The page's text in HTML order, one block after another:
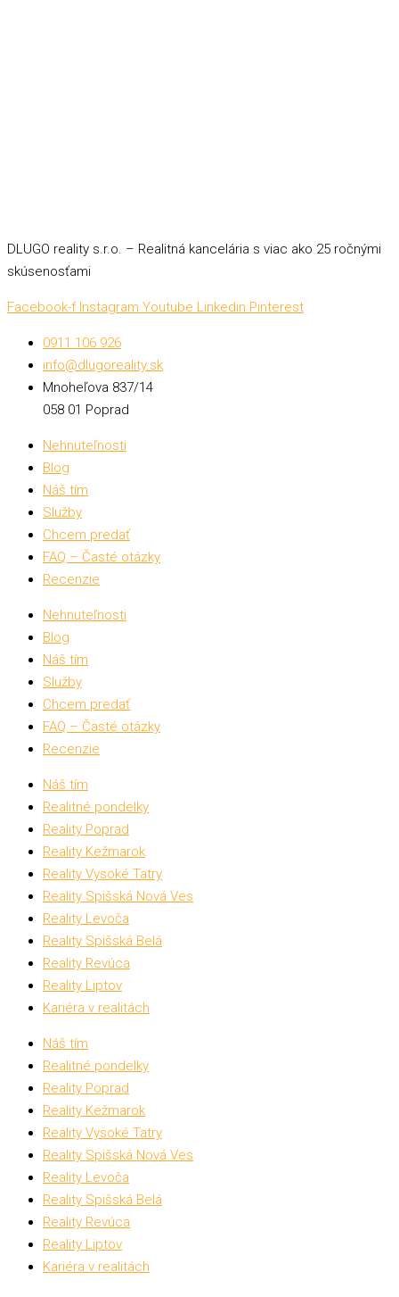
DLUGO reality s.r.o. – Realitná kancelária s viac ako 25 ročnými
skúsenosťami
Facebook-f Instagram Youtube Linkedin Pinterest
0911 106 926
info@dlugoreality.sk
Mnoheľova 837/14
058 01 Poprad
Nehnuteľnosti
Blog
Náš tím
Služby
Chcem predať
FAQ – Časté otázky
Recenzie
Nehnuteľnosti
Blog
Náš tím
Služby
Chcem predať
FAQ – Časté otázky
Recenzie
Náš tím
Realitné pondelky
Reality Poprad
Reality Kežmarok
Reality Vysoké Tatry
Reality Spišská Nová Ves
Reality Levoča
Reality Spišská Belá
Reality Revúca
Reality Liptov
Kariéra v realitách
Náš tím
Realitné pondelky
Reality Poprad
Reality Kežmarok
Reality Vysoké Tatry
Reality Spišská Nová Ves
Reality Levoča
Reality Spišská Belá
Reality Revúca
Reality Liptov
Kariéra v realitách